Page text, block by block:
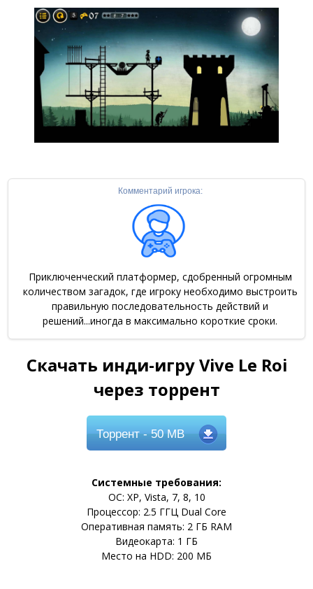
Комментарий игрока:
Приключенческий платформер, сдобренный огромным
количеством загадок, где игроку необходимо выстроить
правильную последовательность действий и
решений...иногда в максимально короткие сроки.
Скачать инди-игру Vive Le Roi
через торрент
Торрент- 50 MB
Системные требования:
ОС: XP, Vista, 7, 8, 10
Процессор: 2.5 ГГЦ Dual Core
Оперативная память: 2 ГБ RAM
Видеокарта: 1 ГБ
Место на HDD: 200 МБ